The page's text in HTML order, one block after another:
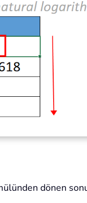
dönen